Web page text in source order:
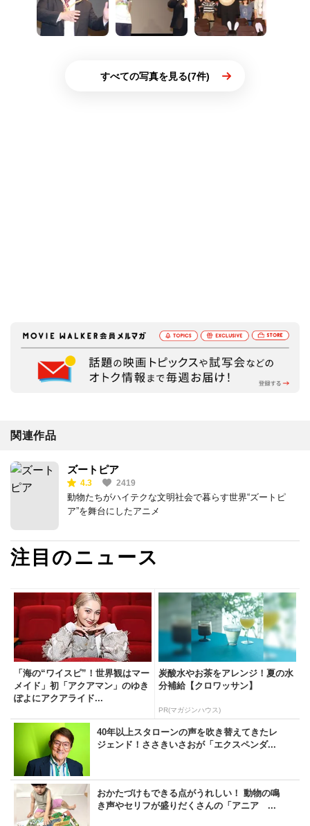
すべての写真を見る(7件)
関連作品
ズートピア
4.3 2419
動物たちがハイテクな文明社会で暮らす世界“ズートピ
ア”を舞台にしたアニメ
注目のニュース
「海の“ワイスピ”！世界観はマー
メイド」初「アクアマン」のゆき
ぽよにアクアライド...
炭酸水やお茶をアレンジ！夏の水
分補給【クロワッサン】
PR(マガジンハウス)
40年以上スタローンの声を吹き替えてきたレ
ジェンド！ささきいさおが「エクスペンダ...
おかたづけもできる点がうれしい！ 動物の鳴
き声やセリフが盛りだくさんの「アニア ...